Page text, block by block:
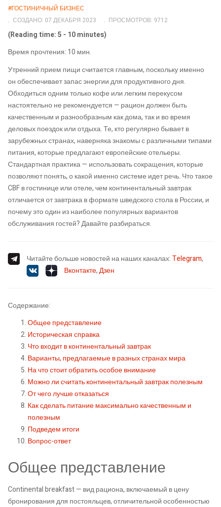
#ГОСТИНИЧНЫЙ БИЗНЕС
СОЗДАНО: 07 ДЕКАБРЯ 2023
ПРОСМОТРОВ: 9712
(Reading time: 5 - 10 minutes)
Время прочтения: 10 мин.
Утренний прием пищи считается главным, поскольку именно
он обеспечивает запас энергии для продуктивного дня.
Обходиться одним только кофе или легким перекусом
настоятельно не рекомендуется — рацион должен быть
качественным и разнообразным как дома, так и во время
деловых поездок или отдыха. Те, кто регулярно бывает в
зарубежных странах, наверняка знакомы с различными типами
питания, которые предлагают европейские отельеры.
Стандартная практика — использовать сокращения, которые
позволяют понять, о какой именно системе идет речь. Что такое
CBF в гостинице или отеле, чем континентальный завтрак
отличается от завтрака в формате шведского стола в России, и
почему это один из наиболее популярных вариантов
обслуживания гостей? Давайте разбираться.
Читайте больше новостей на наших каналах:Telegram,
Вконтакте,Дзен
Содержание:
Общее представление
Историческая справка
Что входит в континентальный завтрак
Варианты, предлагаемые в разных странах мира
На что стоит обратить особое внимание
Можно ли считать континентальный завтрак полезным
От чего лучше отказаться
Как сделать питание максимально качественным и
полезным
Подведем итоги
Вопрос-ответ
Общее представление
Continental breakfast — вид рациона, включаемый в цену
бронирования для постояльцев, отличительной особенностью